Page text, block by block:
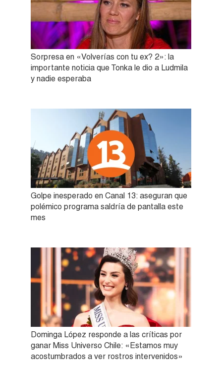
Sorpresa en «Volverías con tu ex? 2»: la
importante noticia que Tonka le dio a Ludmila
y nadie esperaba
Golpe inesperado en Canal 13: aseguran que
polémico programa saldría de pantalla este
mes
Dominga López responde a las críticas por
ganar Miss Universo Chile: «Estamos muy
acostumbrados a ver rostros intervenidos»